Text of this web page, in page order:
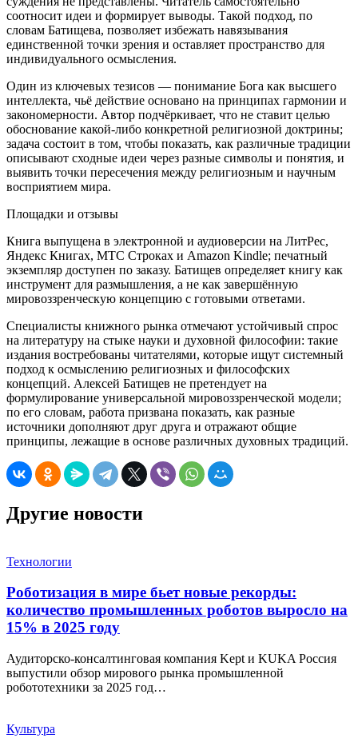
соотносит идеи и формирует выводы. Такой подход, по
словам Батищева, позволяет избежать навязывания
единственной точки зрения и оставляет пространство для
индивидуального осмысления.
Один из ключевых тезисов — понимание Бога как высшего
интеллекта, чьё действие основано на принципах гармонии и
закономерности. Автор подчёркивает, что не ставит целью
обоснование какой-либо конкретной религиозной доктрины;
задача состоит в том, чтобы показать, как различные традиции
описывают сходные идеи через разные символы и понятия, и
выявить точки пересечения между религиозным и научным
восприятием мира.
Площадки и отзывы
Книга выпущена в электронной и аудиоверсии на ЛитРес,
Яндекс Книгах, МТС Строках и Amazon Kindle; печатный
экземпляр доступен по заказу. Батищев определяет книгу как
инструмент для размышления, а не как завершённую
мировоззренческую концепцию с готовыми ответами.
Специалисты книжного рынка отмечают устойчивый спрос
на литературу на стыке науки и духовной философии: такие
издания востребованы читателями, которые ищут системный
подход к осмыслению религиозных и философских
концепций. Алексей Батищев не претендует на
формулирование универсальной мировоззренческой модели;
по его словам, работа призвана показать, как разные
источники дополняют друг друга и отражают общие
принципы, лежащие в основе различных духовных традиций.
Другие новости
Технологии
Роботизация в мире бьет новые рекорды:
количество промышленных роботов выросло на
15% в 2025 году
Аудиторско-консалтинговая компания Kept и KUKA Россия
выпустили обзор мирового рынка промышленной
робототехники за 2025 год…
Культура